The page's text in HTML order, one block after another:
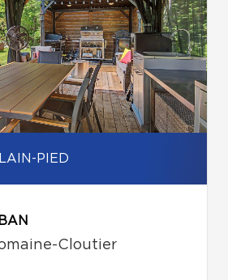
PIED
Cloutier